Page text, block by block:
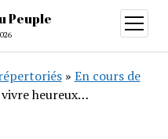
Peuple
ouvrir
menu
» En cours de
heureux…